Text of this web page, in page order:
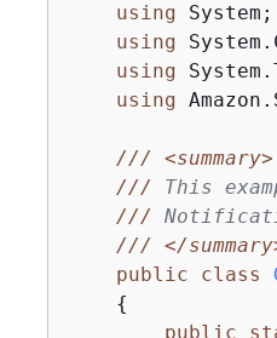
using System;
using
using
using
///
<summary>
/// This
///
///
</
public
class
{
public